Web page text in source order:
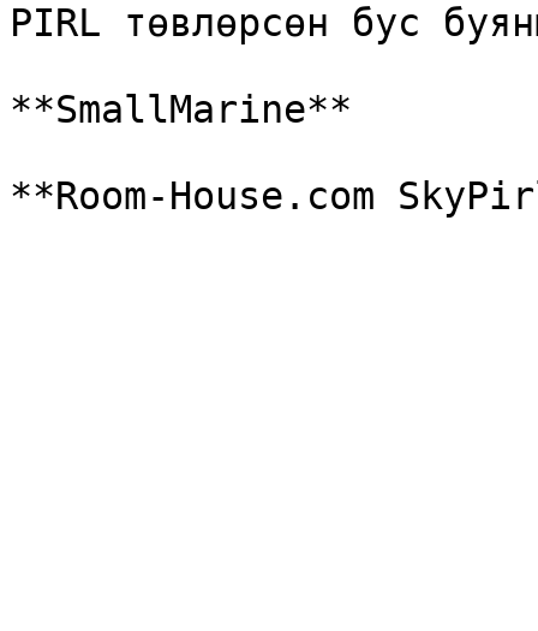
PIRL төвлөрсөн бус
**SmallMarine**